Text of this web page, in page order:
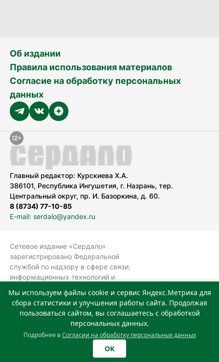
Об издании
Правила использования материалов
Согласие на обработку персональных
данных
Главный редактор: Курскиева Х.А.
386101, Республика Ингушетия, г. Назрань, тер.
Центральный округ, пр. И. Базоркина, д. 60.
8 (8734) 77-10-85
E-mail: serdalo@yandex.ru
Сетевое издание «Сердало»
зарегистрировано Федеральной
службой по надзору в сфере связи,
информационных технологий и
(Роскомнадзор).
Реестровая запись СМИ: ЭЛ № ФС 77-
78323 от 15.05.2020 г. Учредитель:
Государственное автономное
учреждение «Издательский дом
Мы используем файлы cookie и сервис Яндекс.Метрика для
сбора статистики и улучшения работы сайта. Продолжая
пользоваться сайтом, вы соглашаетесь с обработкой
персональных данных.
Подробнее вСогласии на обработку персональных данных
OK